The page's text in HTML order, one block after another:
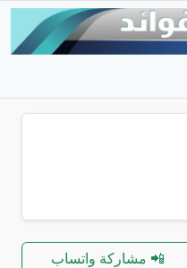
📲 مشاركة واتساب